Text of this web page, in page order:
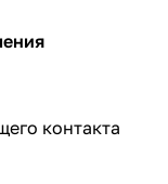
контакта